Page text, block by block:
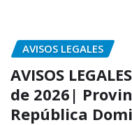
AVISOS LEGALES
AVISOS
de 2026|
República